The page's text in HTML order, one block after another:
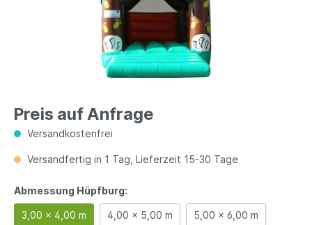
Preis auf Anfrage
Versandkostenfrei
Versandfertig in 1 Tag, Lieferzeit 15-30 Tage
Abmessung Hüpfburg:
3,00 x 4,00 m 4,00 x 5,00 m 5,00 x 6,00 m